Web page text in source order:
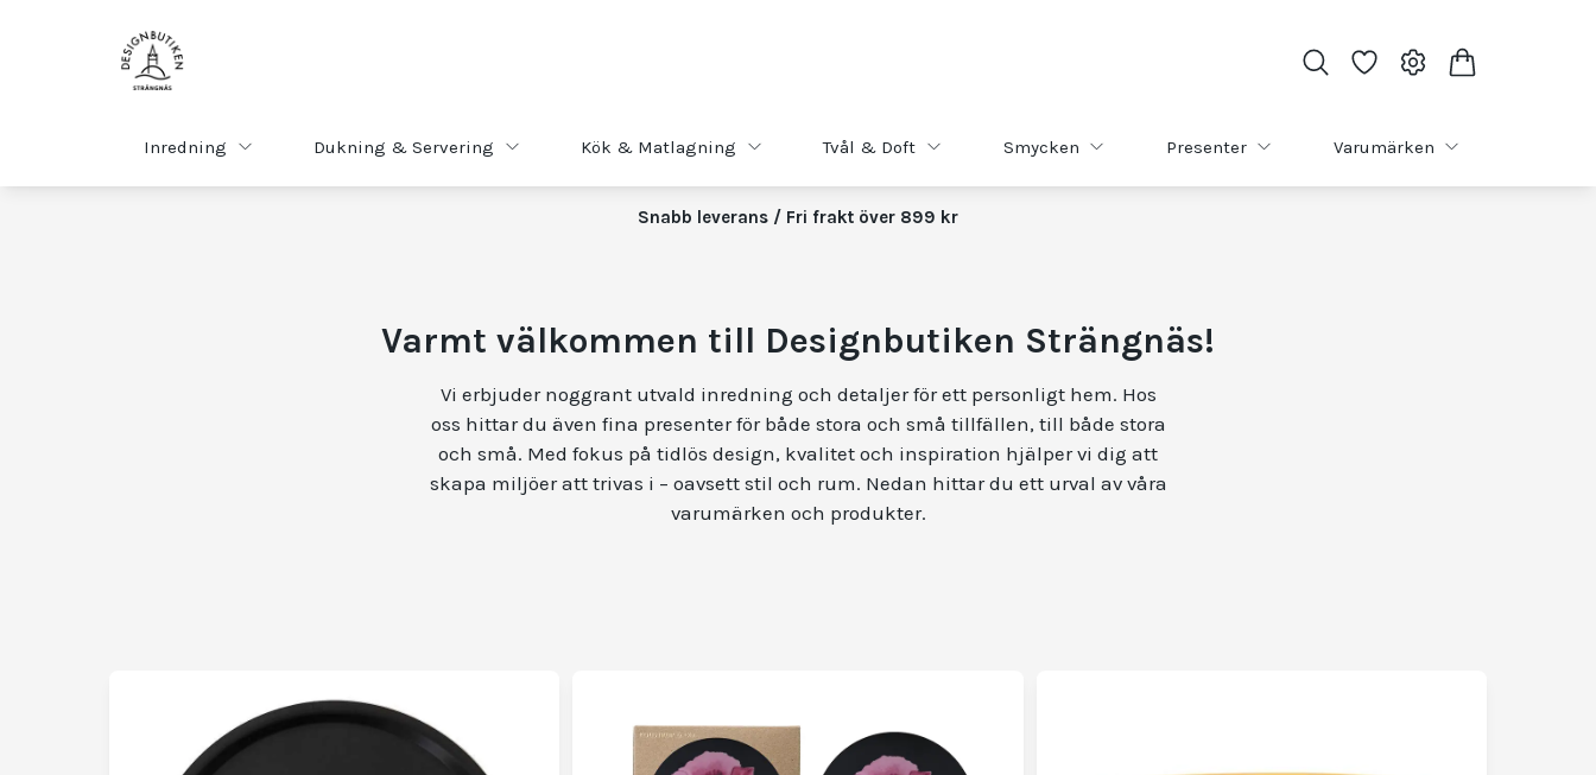
Inredning Dukning & Servering Kök & Matlagning Tvål & Doft Smycken Presenter Varumärken
Snabb leverans / Fri frakt över 899 kr
Varmt välkommen till Designbutiken Strängnäs!
Vi erbjuder noggrant utvald inredning och detaljer för ett personligt hem. Hos
oss hittar du även fina presenter för både stora och små tillfällen, till både stora
och små. Med fokus på tidlös design, kvalitet och inspiration hjälper vi dig att
skapa miljöer att trivas i – oavsett stil och rum. Nedan hittar du ett urval av våra
varumärken och produkter.